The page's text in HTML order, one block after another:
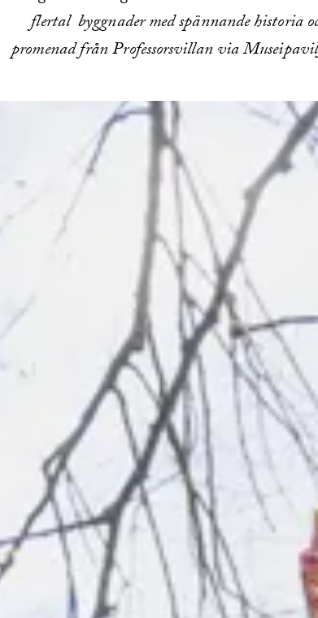
flertal byggnader med spännande historia
promenad från Professorsvillan via